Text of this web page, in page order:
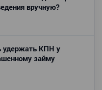
вручную?
удержать КПН у
займу